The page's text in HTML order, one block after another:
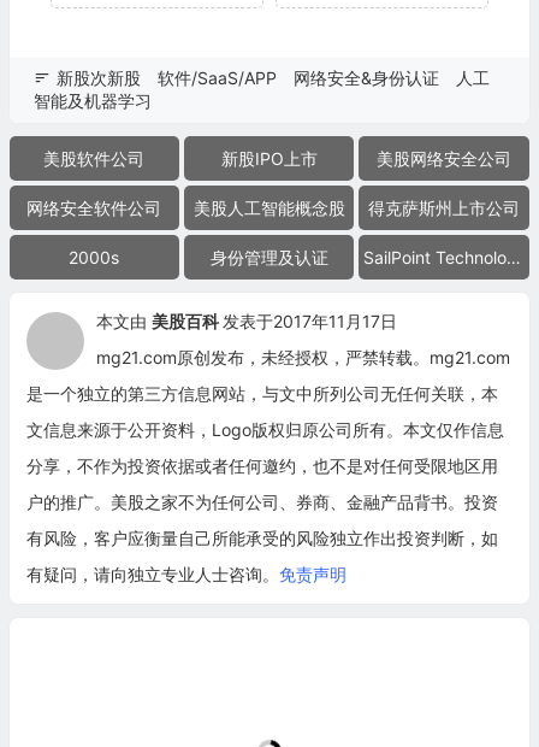
新股次新股 软件/SaaS/APP 网络安全&身份认证
人工
智能及机器学习
美股软件公司 新股IPO上市 美股网络安全公司
网络安全软件公司 美股人工智能概念股 得克萨斯州上市公司
2000s 身份管理及认证 SailPoint Technologies Holdings
本文由 美股百科 发表于2017年11月17日
mg21.com原创发布，未经授权，严禁转载。mg21.com
是一个独立的第三方信息网站，与文中所列公司无任何关联，本
文信息来源于公开资料，Logo版权归原公司所有。本文仅作信息
分享，不作为投资依据或者任何邀约，也不是对任何受限地区用
户的推广。美股之家不为任何公司、券商、金融产品背书。投资
有风险，客户应衡量自己所能承受的风险独立作出投资判断，如
有疑问，请向独立专业人士咨询。 免责声明